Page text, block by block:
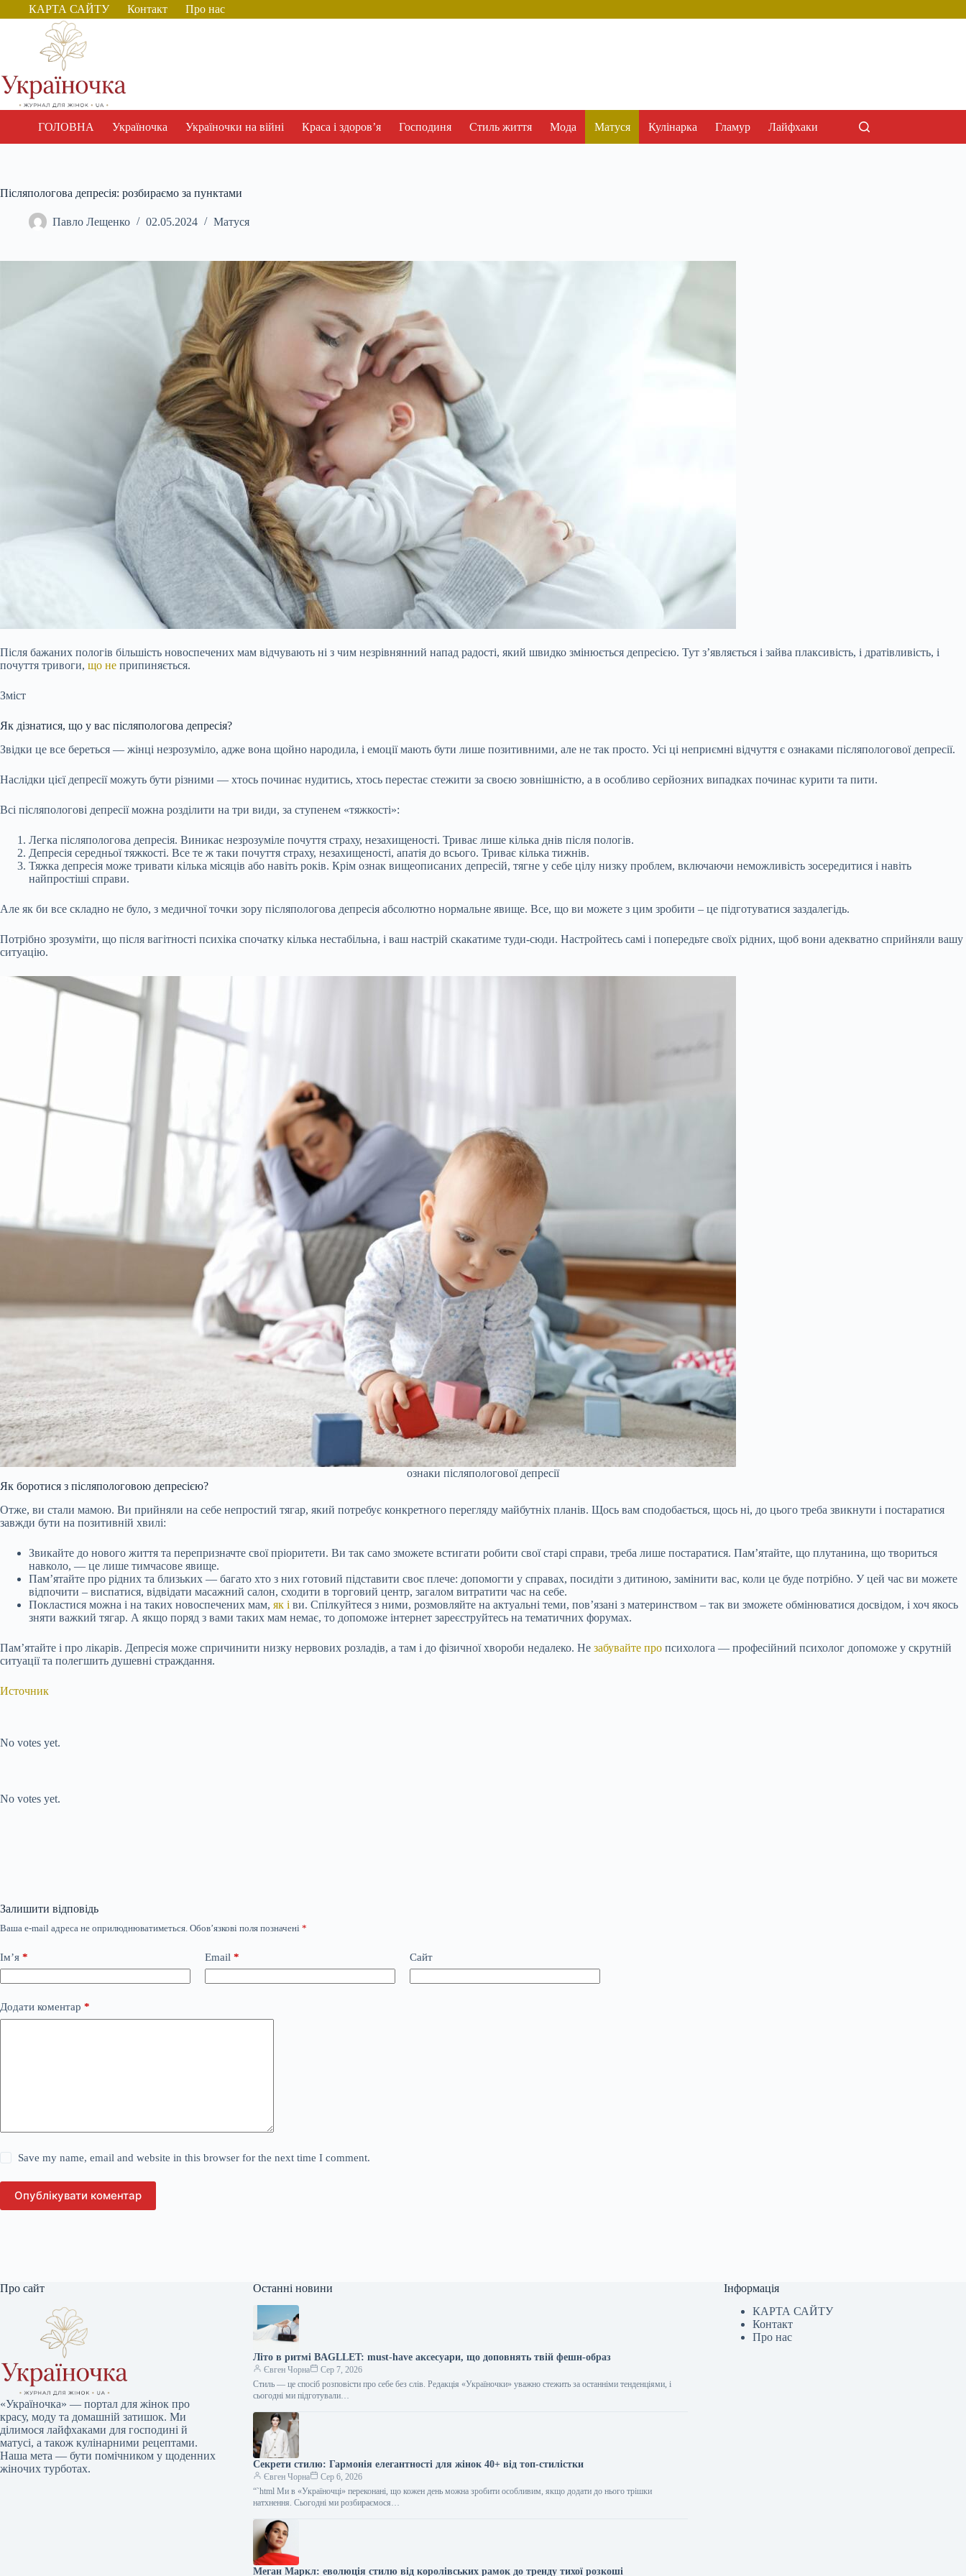
Перейти
до
КАРТА САЙТУ Контакт Про нас
ГОЛОВНА Україночка Україночки на війні Краса і здоров’я Господиня Стиль життя Мода Матуся Кулінарка Гламур Лайфхаки
Післяпологова депресія: розбираємо за пунктами
Павло Лещенко 02.05.2024 Матуся
Після бажаних пологів більшість новоспечених мам відчувають ні з чим незрівнянний напад радості, який швидко змінюється депресією. Тут з’являється і зайва плаксивість, і дратівливість, і
почуття тривоги, що не припиняється.
Зміст
Як дізнатися, що у вас післяпологова депресія?
Звідки це все береться — жінці незрозуміло, адже вона щойно народила, і емоції мають бути лише позитивними, але не так просто. Усі ці неприємні відчуття є ознаками післяпологової депресії.
Наслідки цієї депресії можуть бути різними — хтось починає нудитись, хтось перестає стежити за своєю зовнішністю, а в особливо серйозних випадках починає курити та пити.
Всі післяпологові депресії можна розділити на три види, за ступенем «тяжкості»:
Легка післяпологова депресія. Виникає незрозуміле почуття страху, незахищеності. Триває лише кілька днів після пологів.
Депресія середньої тяжкості. Все те ж таки почуття страху, незахищеності, апатія до всього. Триває кілька тижнів.
Тяжка депресія може тривати кілька місяців або навіть років. Крім ознак вищеописаних депресій, тягне у себе цілу низку проблем, включаючи неможливість зосередитися і навіть
найпростіші справи.
Але як би все складно не було, з медичної точки зору післяпологова депресія абсолютно нормальне явище. Все, що ви можете з цим зробити – це підготуватися заздалегідь.
Потрібно зрозуміти, що після вагітності психіка спочатку кілька нестабільна, і ваш настрій скакатиме туди-сюди. Настройтесь самі і попередьте своїх рідних, щоб вони адекватно сприйняли вашу
ситуацію.
ознаки післяпологової депресії
Як боротися з післяпологовою депресією?
Отже, ви стали мамою. Ви прийняли на себе непростий тягар, який потребує конкретного перегляду майбутніх планів. Щось вам сподобається, щось ні, до цього треба звикнути і постаратися
завжди бути на позитивній хвилі:
Звикайте до нового життя та перепризначте свої пріоритети. Ви так само зможете встигати робити свої старі справи, треба лише постаратися. Пам’ятайте, що плутанина, що твориться
навколо, — це лише тимчасове явище.
Пам’ятайте про рідних та близьких — багато хто з них готовий підставити своє плече: допомогти у справах, посидіти з дитиною, замінити вас, коли це буде потрібно. У цей час ви можете
відпочити – виспатися, відвідати масажний салон, сходити в торговий центр, загалом витратити час на себе.
Покластися можна і на таких новоспечених мам, як і ви. Спілкуйтеся з ними, розмовляйте на актуальні теми, пов’язані з материнством – так ви зможете обмінюватися досвідом, і хоч якось
зняти важкий тягар. А якщо поряд з вами таких мам немає, то допоможе інтернет зареєструйтесь на тематичних форумах.
Пам’ятайте і про лікарів. Депресія може спричинити низку нервових розладів, а там і до фізичної хвороби недалеко. Не забувайте про психолога — професійний психолог допоможе у скрутній
ситуації та полегшить душевні страждання.
Источник
No votes yet.
No votes yet.
Залишити відповідь
Ваша e-mail адреса не оприлюднюватиметься. Обов’язкові поля позначені *
Ім’я * Email * Сайт
Додати коментар *
Save my name, email and website in this browser for the next time I comment.
Опублікувати коментар
Про сайт
«Україночка» — портал для жінок про
красу, моду та домашній затишок. Ми
ділимося лайфхаками для господині й
матусі, а також кулінарними рецептами.
Наша мета — бути помічником у щоденних
жіночих турботах.
Останні новини
Літо в ритмі BAGLLET: must-have аксесуари, що доповнять твій фешн-образ
Євген Чорна
Сер 7, 2026
Стиль — це спосіб розповісти про себе без слів. Редакція «Україночки» уважно стежить за останніми тенденціями, і
сьогодні ми підготували…
Секрети стилю: Гармонія елегантності для жінок 40+ від топ-стилістки
Євген Чорна
Сер 6, 2026
“`html Ми в «Україночці» переконані, що кожен день можна зробити особливим, якщо додати до нього трішки
натхнення. Сьогодні ми розбираємося…
Меган Маркл: еволюція стилю від королівських рамок до тренду тихої розкоші
Інформація
КАРТА САЙТУ
Контакт
Про нас